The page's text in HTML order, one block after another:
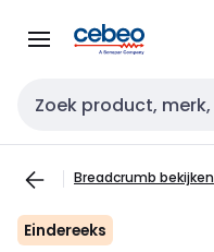
naar
naar
Zoekveld invoer
Breadcrumb bekijken
Eindereeks